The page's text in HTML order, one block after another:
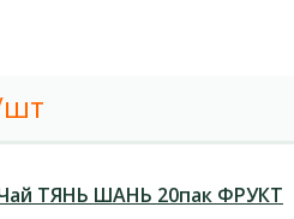
шт
ТЯНЬ ШАНЬ 20пак ФРУКТ